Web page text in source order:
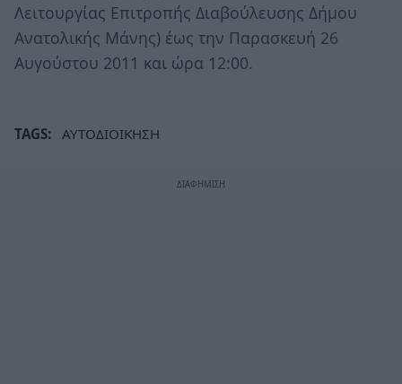
Λειτουργίας Επιτροπής Διαβούλευσης Δήμου
Ανατολικής Μάνης) έως την Παρασκευή 26
Αυγούστου 2011 και ώρα 12:00.
TAGS: ΑΥΤΟΔΙΟΙΚΗΣΗ